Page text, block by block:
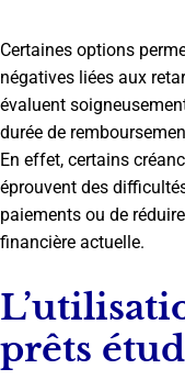
Certaines options
négatives liées aux
évaluent
durée de
En effet, certains
éprouvent des
paiements ou de
financière actuelle.
prêts